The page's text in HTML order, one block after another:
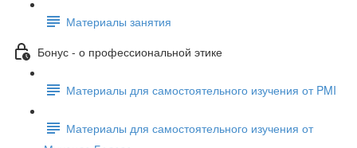
Материалы занятия
Бонус - о профессиональной этике
Материалы для самостоятельного изучения от PMI
Материалы для самостоятельного изучения от